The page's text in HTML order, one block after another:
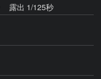
露出 1/125秒